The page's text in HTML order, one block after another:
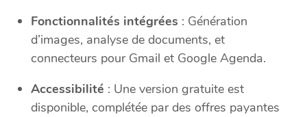
Fonctionnalités intégrées : Génération
d’images, analyse de documents, et
connecteurs pour Gmail et Google Agenda.
Accessibilité : Une version gratuite est
disponible, complétée par des offres payantes